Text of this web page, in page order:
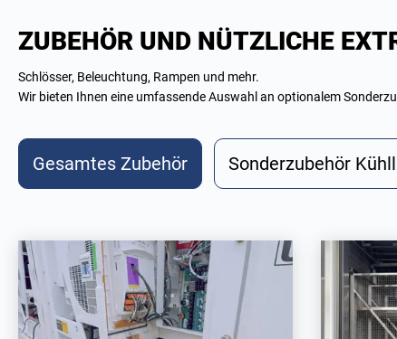
ZUBEHÖR UND NÜTZLICHE
Schlösser, Beleuchtung, Rampen und mehr.
Wir bieten Ihnen eine umfassende Auswahl an optionalem
Gesamtes Zubehör Sonderzubehör